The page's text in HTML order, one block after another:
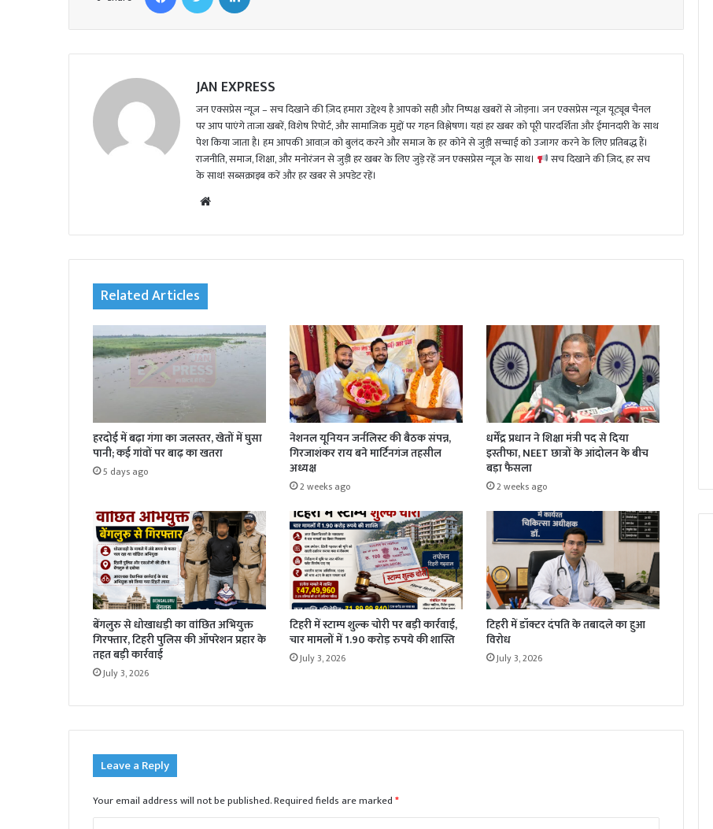
JAN EXPRESS
जन एक्सप्रेस न्यूज़ – सच दिखाने की ज़िद हमारा उद्देश्य है आपको सही और निष्पक्ष खबरों से जोड़ना। जन एक्सप्रेस न्यूज़ यूट्यूब चैनल
पर आप पाएंगे ताजा खबरें, विशेष रिपोर्ट, और सामाजिक मुद्दों पर गहन विश्लेषण। यहां हर खबर को पूरी पारदर्शिता और ईमानदारी के साथ
पेश किया जाता है। हम आपकी आवाज़ को बुलंद करने और समाज के हर कोने से जुड़ी सच्चाई को उजागर करने के लिए प्रतिबद्ध हैं।
राजनीति, समाज, शिक्षा, और मनोरंजन से जुड़ी हर खबर के लिए जुड़े रहें जन एक्सप्रेस न्यूज़ के साथ।
सच दिखाने की ज़िद, हर सच
के साथ! सब्सक्राइब करें और हर खबर से अपडेट रहें।
te
Related Articles
हरदोई में बढ़ा गंगा का जलस्तर, खेतों में घुसा
पानी; कई गांवों पर बाढ़ का खतरा
5 days ago
नेशनल यूनियन जर्नलिस्ट की बैठक संपन्न,
गिरजाशंकर राय बने मार्टिनगंज तहसील
अध्यक्ष
2 weeks ago
धर्मेंद्र प्रधान ने शिक्षा मंत्री पद से दिया
इस्तीफा, NEET छात्रों के आंदोलन के बीच
बड़ा फैसला
2 weeks ago
बेंगलुरु से धोखाधड़ी का वांछित अभियुक्त
गिरफ्तार, टिहरी पुलिस की ऑपरेशन प्रहार के
तहत बड़ी कार्रवाई
July 3, 2026
टिहरी में स्टाम्प शुल्क चोरी पर बड़ी कार्रवाई,
चार मामलों में 1.90 करोड़ रुपये की शास्ति
July 3, 2026
टिहरी में डॉक्टर दंपति के तबादले का हुआ
विरोध
July 3, 2026
Leave a Reply
Your email address will not be published.Required fields are marked*